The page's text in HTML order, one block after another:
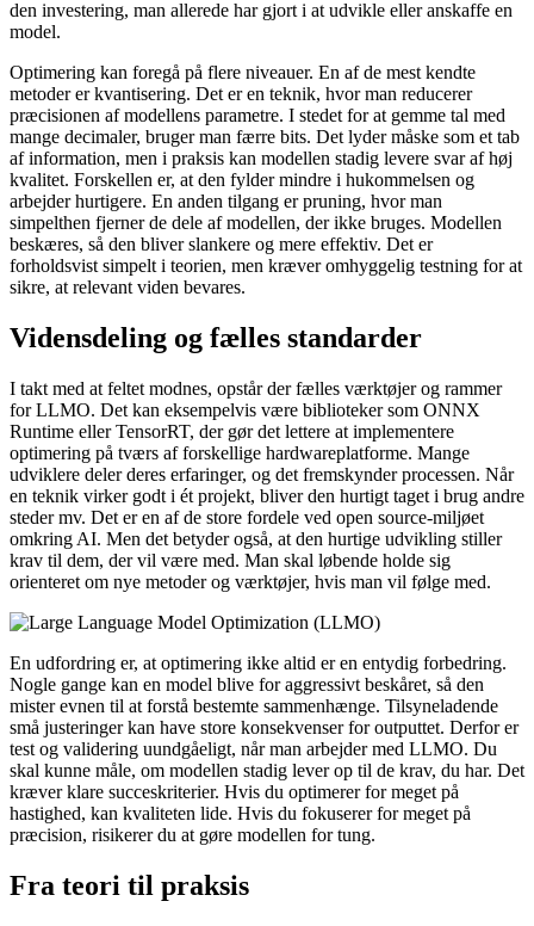
den investering, man allerede har gjort i at udvikle eller anskaffe en
model.
Optimering kan foregå på flere niveauer. En af de mest kendte
metoder er kvantisering. Det er en teknik, hvor man reducerer
præcisionen af modellens parametre. I stedet for at gemme tal med
mange decimaler, bruger man færre bits. Det lyder måske som et tab
af information, men i praksis kan modellen stadig levere svar af høj
kvalitet. Forskellen er, at den fylder mindre i hukommelsen og
arbejder hurtigere. En anden tilgang er pruning, hvor man
simpelthen fjerner de dele af modellen, der ikke bruges. Modellen
beskæres, så den bliver slankere og mere effektiv. Det er
forholdsvist simpelt i teorien, men kræver omhyggelig testning for at
sikre, at relevant viden bevares.
Vidensdeling og fælles standarder
I takt med at feltet modnes, opstår der fælles værktøjer og rammer
for LLMO. Det kan eksempelvis være biblioteker som ONNX
Runtime eller TensorRT, der gør det lettere at implementere
optimering på tværs af forskellige hardwareplatforme. Mange
udviklere deler deres erfaringer, og det fremskynder processen. Når
en teknik virker godt i ét projekt, bliver den hurtigt taget i brug andre
steder mv. Det er en af de store fordele ved open source-miljøet
omkring AI. Men det betyder også, at den hurtige udvikling stiller
krav til dem, der vil være med. Man skal løbende holde sig
orienteret om nye metoder og værktøjer, hvis man vil følge med.
En udfordring er, at optimering ikke altid er en entydig forbedring.
Nogle gange kan en model blive for aggressivt beskåret, så den
mister evnen til at forstå bestemte sammenhænge. Tilsyneladende
små justeringer kan have store konsekvenser for outputtet. Derfor er
test og validering uundgåeligt, når man arbejder med LLMO. Du
skal kunne måle, om modellen stadig lever op til de krav, du har. Det
kræver klare succeskriterier. Hvis du optimerer for meget på
hastighed, kan kvaliteten lide. Hvis du fokuserer for meget på
præcision, risikerer du at gøre modellen for tung.
Fra teori til praksis